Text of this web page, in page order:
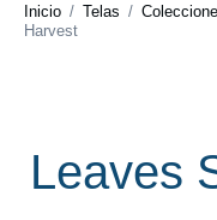
Inicio / Telas /
Harvest
Leaves